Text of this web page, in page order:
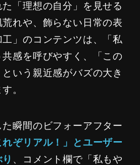
「理想の自分」を見せる
れや、飾らない日常の表
」のコンテンツは、「私
感を呼びやすく、「この
いう親近感がバズの大き
。
瞬間のビフォーアフター
れぞリアル！」とユーザー
、コメント欄で「私もや